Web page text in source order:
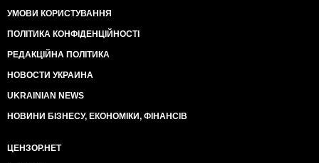
УМОВИ КОРИСТУВАННЯ
ПОЛІТИКА КОНФІДЕНЦІЙНОСТІ
РЕДАКЦІЙНА ПОЛІТИКА
НОВОСТИ УКРАИНА
UKRAINIAN NEWS
НОВИНИ БІЗНЕСУ, ЕКОНОМІКИ, ФІНАНСІВ
ЦЕНЗОР.НЕТ